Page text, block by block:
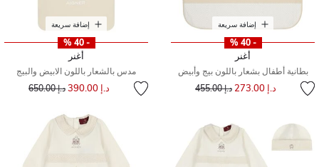
إضافة سريعة
- 40 %
أغنر
بطانية أطفال بشعار باللون بيج وأبيض
د.إ 273.00 سعر مخفض مند.إ 455.00
إضافة سريعة
- 40 %
أغنر
مدس بالشعار باللون الابيض والبيج
د.إ 390.00 سعر مخفض من
د.إ 650.00 إلى